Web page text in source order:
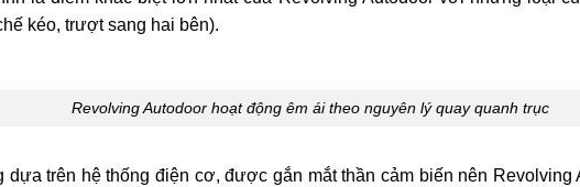
kéo, trượt sang hai bên).
Revolving Autodoor hoạt động êm ái theo nguyên lý quay quanh trục
dựa trên hệ thống điện cơ, được gắn mắt thần cảm biến nên Revolving